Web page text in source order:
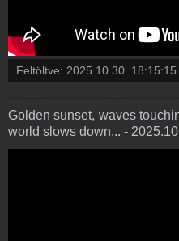
Feltöltve: 2025.10.30. 18:15:15
Golden sunset, waves
world slows down... -